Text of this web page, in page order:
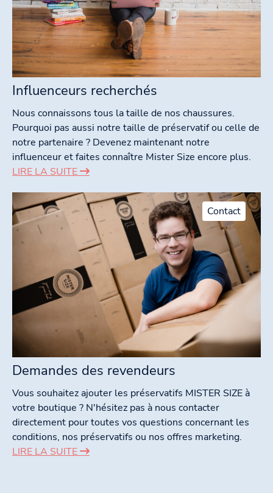
Influenceurs recherchés
Nous connaissons tous la taille de nos chaussures.
Pourquoi pas aussi notre taille de préservatif ou celle de
notre partenaire ? Devenez maintenant notre
influenceur et faites connaître Mister Size encore plus.
LIRE LA SUITE
Contact
Demandes des revendeurs
Vous souhaitez ajouter les préservatifs MISTER SIZE à
votre boutique ? N'hésitez pas à nous contacter
directement pour toutes vos questions concernant les
conditions, nos préservatifs ou nos offres marketing.
LIRE LA SUITE